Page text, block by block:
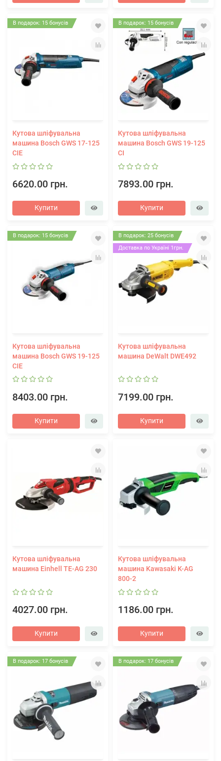
В подарок: 15 бонусів
Кутова шліфувальна
машина Bosch GWS 17-125
CIE
6620.00 грн.
Купити
В подарок: 15 бонусів
Кутова шліфувальна
машина Bosch GWS 19-125
CI
7893.00 грн.
Купити
В подарок: 15 бонусів
Кутова шліфувальна
машина Bosch GWS 19-125
CIE
8403.00 грн.
Купити
В подарок: 25 бонусів
Доставка по Україні 1грн.
Кутова шліфувальна
машина DeWalt DWE492
7199.00 грн.
Купити
Кутова шліфувальна
машина Einhell TE-AG 230
4027.00 грн.
Купити
Кутова шліфувальна
машина Kawasaki K-AG
800-2
1186.00 грн.
Купити
В подарок: 17 бонусів В подарок: 17 бонусів